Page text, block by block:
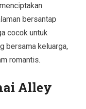
bersantap
cocok untuk
bersama keluarga,
romantis.
Alley